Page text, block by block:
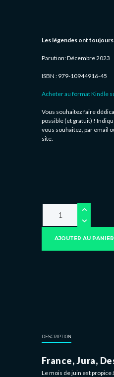
Les légendes ont toujours
Parution: Décembre 2023
ISBN : 979-10944916-45
Acheter au format Kindle
Vous souhaitez faire
possible (et gratuit) !
vous souhaitez, par email
site.
AJOUTER AU PANIER
DESCRIPTION
France, Jura,
Le mois de juin est propice